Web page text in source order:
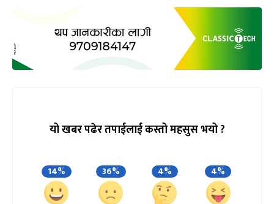
यो खबर पढेर तपाईलाई कस्तो महसुस भयो ?
14% 36% 4% 4%